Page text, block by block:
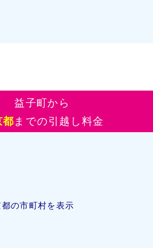
益子町から
までの引越し料金
の市町村を表示